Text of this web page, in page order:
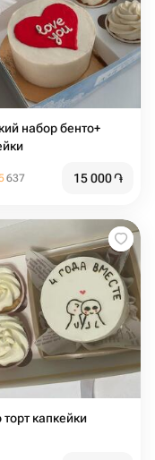
бенто+
637 15 000֏
Бкнто торт капкейки